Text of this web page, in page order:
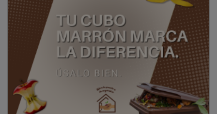
El concejal de Participación Ciudadana, Roberto
Narro, ha destacado la “total implicación, las ganas de
participar y la energía” de las asociaciones, elementos